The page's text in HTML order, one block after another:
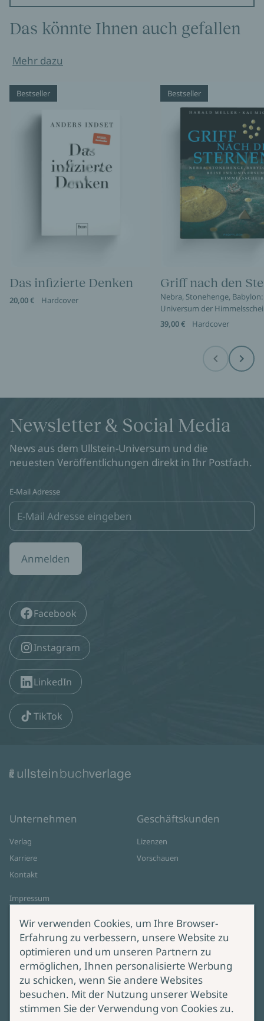
Das könnte Ihnen auch gefallen
Mehr dazu
Bestseller
Das infizierte Denken
20,00 € Hardcover
Bestseller
Griff nach den
Nebra, Stonehenge, Babylon:
Universum der
39,00 €
Hardcover
Before Next
Newsletter & Social Media
News aus dem Ullstein-Universum und die
neuesten Veröffentlichungen direkt in Ihr Postfach.
E-Mail Adresse
Anmelden
Facebook
Instagram
LinkedIn
TikTok
Unternehmen
Verlag
Karriere
Kontakt
Impressum
Cookie-Einstellungen
AGB Online Shop
Geschäftskunden
Lizenzen
Vorschauen
Service
Lieferung & Versand
Produktsicherheit
Bei Fragen zur Produktsicherheit
wenden Sie sich bitte an
Wir verwenden Cookies, um Ihre Browser-
Erfahrung zu verbessern, unsere Website zu
optimieren und um unseren Partnern zu
ermöglichen, Ihnen personalisierte Werbung
zu schicken, wenn Sie andere Websites
besuchen. Mit der Nutzung unserer Website
stimmen Sie der Verwendung von Cookies zu.